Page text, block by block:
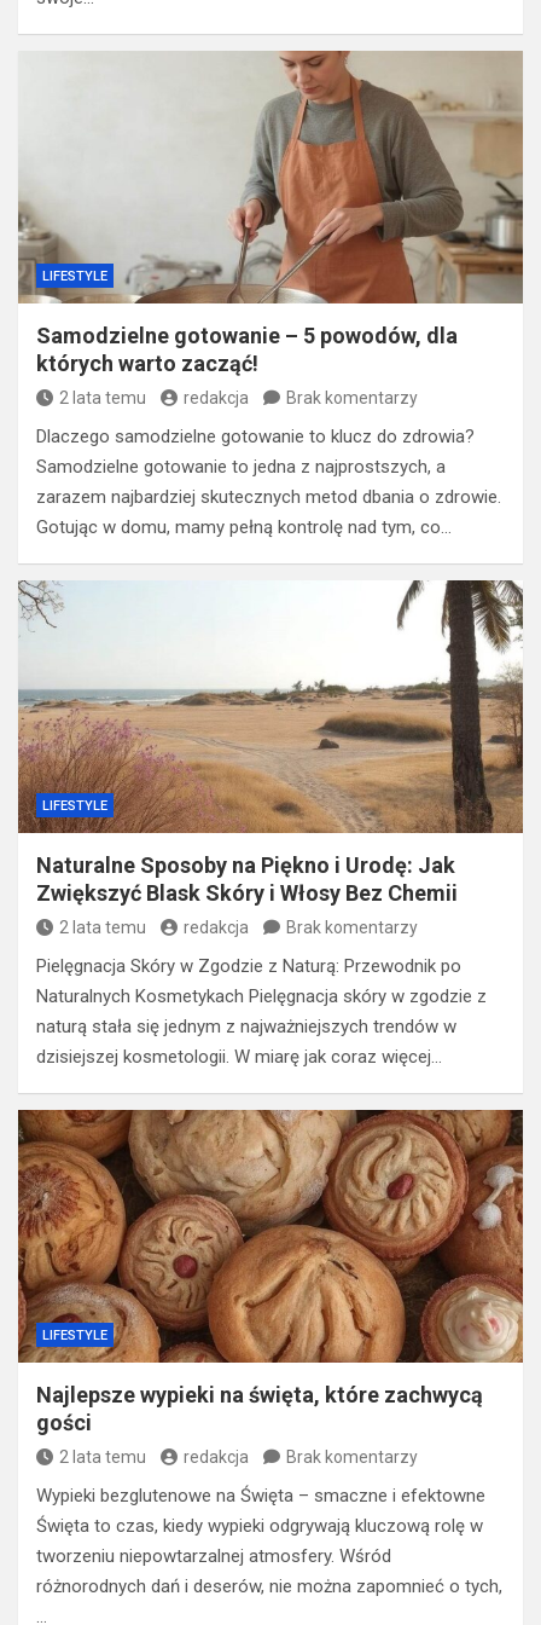
LIFESTYLE
Samodzielne gotowanie – 5 powodów, dla
których warto zacząć!
2 lata temu redakcja Brak komentarzy
Dlaczego samodzielne gotowanie to klucz do zdrowia?
Samodzielne gotowanie to jedna z najprostszych, a
zarazem najbardziej skutecznych metod dbania o zdrowie.
Gotując w domu, mamy pełną kontrolę nad tym, co…
LIFESTYLE
Naturalne Sposoby na Piękno i Urodę: Jak
Zwiększyć Blask Skóry i Włosy Bez Chemii
2 lata temu redakcja Brak komentarzy
Pielęgnacja Skóry w Zgodzie z Naturą: Przewodnik po
Naturalnych Kosmetykach Pielęgnacja skóry w zgodzie z
naturą stała się jednym z najważniejszych trendów w
dzisiejszej kosmetologii. W miarę jak coraz więcej…
LIFESTYLE
Najlepsze wypieki na święta, które zachwycą
gości
2 lata temu redakcja Brak komentarzy
Wypieki bezglutenowe na Święta – smaczne i efektowne
Święta to czas, kiedy wypieki odgrywają kluczową rolę w
tworzeniu niepowtarzalnej atmosfery. Wśród
różnorodnych dań i deserów, nie można zapomnieć o tych,
…